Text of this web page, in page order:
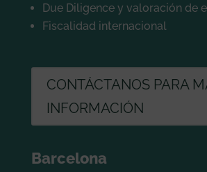
Due Diligence y valoración de
Fiscalidad internacional
CONTÁCTANOS PARA
INFORMACIÓN
Barcelona